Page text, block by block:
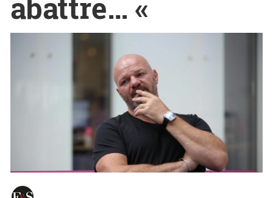
abattre… «